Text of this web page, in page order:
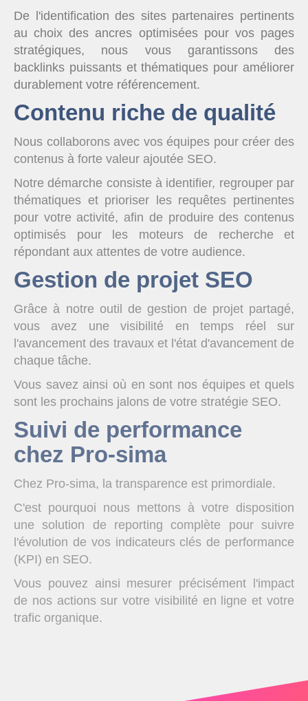
De l'identification des sites partenaires pertinents
au choix des ancres optimisées pour vos pages
stratégiques, nous vous garantissons des
backlinks puissants et thématiques pour améliorer
durablement votre référencement.
Contenu riche de qualité
Nous collaborons avec vos équipes pour créer des
contenus à forte valeur ajoutée SEO.
Notre démarche consiste à identifier, regrouper par
thématiques et prioriser les requêtes pertinentes
pour votre activité, afin de produire des contenus
optimisés pour les moteurs de recherche et
répondant aux attentes de votre audience.
Gestion de projet SEO
Grâce à notre outil de gestion de projet partagé,
vous avez une visibilité en temps réel sur
l'avancement des travaux et l'état d'avancement de
chaque tâche.
Vous savez ainsi où en sont nos équipes et quels
sont les prochains jalons de votre stratégie SEO.
Suivi de performance
chez Pro-sima
Chez Pro-sima, la transparence est primordiale.
C'est pourquoi nous mettons à votre disposition
une solution de reporting complète pour suivre
l'évolution de vos indicateurs clés de performance
(KPI) en SEO.
Vous pouvez ainsi mesurer précisément l'impact
de nos actions sur votre visibilité en ligne et votre
trafic organique.